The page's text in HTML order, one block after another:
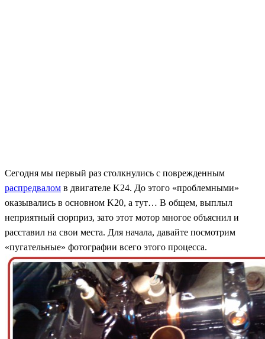
Сегодня мы первый раз столкнулись с поврежденным
распредвалом в двигателе K24. До этого «проблемными»
оказывались в основном K20, а тут… В общем, выплыл
неприятный сюрприз, зато этот мотор многое объяснил и
расставил на свои места. Для начала, давайте посмотрим
«пугательные» фотографии всего этого процесса.